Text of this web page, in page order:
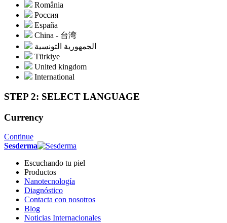
România
Россия
España
China - 台湾
الجمهورية التونسية
Türkiye
United kingdom
International
STEP 2: SELECT LANGUAGE
Currency
Continue
Sesderma
Escuchando tu piel
Productos
Nanotecnología
Diagnóstico
Contacta con nosotros
Blog
Noticias Internacionales